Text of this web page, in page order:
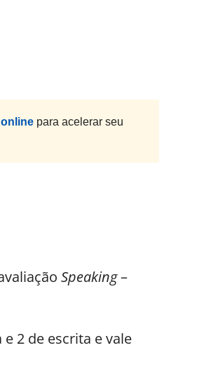
para acelerar seu
Speaking–
2 de escrita e vale